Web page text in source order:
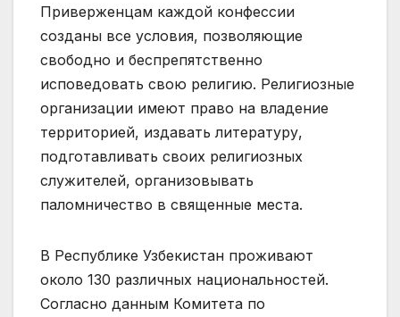
Приверженцам каждой конфессии
созданы все условия, позволяющие
свободно и беспрепятственно
исповедовать свою религию. Религиозные
организации имеют право на владение
территорией, издавать литературу,
подготавливать своих религиозных
служителей, организовывать
паломничество в священные места.
В Республике Узбекистан проживают
около 130 различных национальностей.
Согласно данным Комитета по